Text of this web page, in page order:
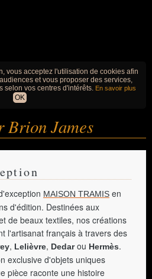
vous acceptez l'utilisation de cookies afin
et vous proposer des services,
selon vos centres d'intérêts. En savoir plus
OK
Brion James
MAISON TRAMIS en
d'édition. Destinées aux
de beaux textiles, nos créations
l'artisanat français à travers des
, Lelièvre, Dedarou Hermès.
exclusive d'objets uniques
pièce raconte une histoire